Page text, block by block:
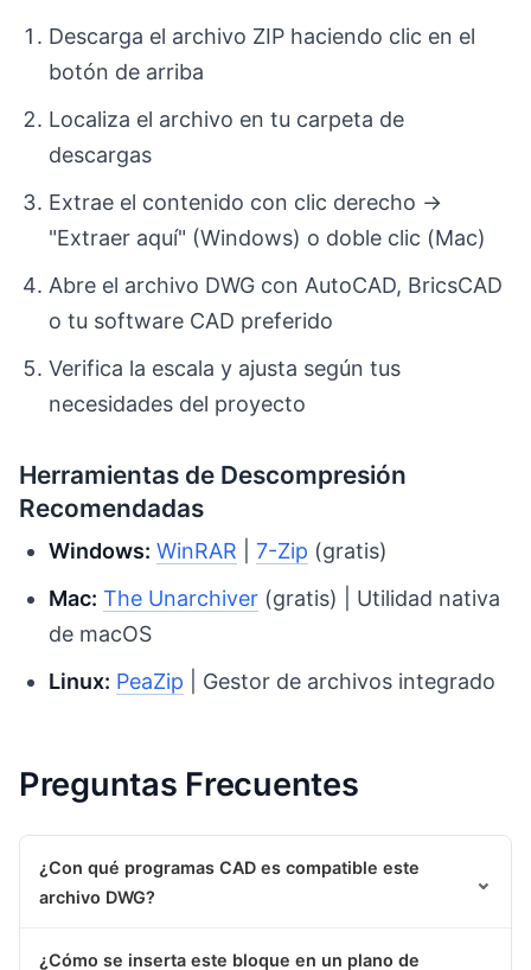
Descarga el archivo ZIP haciendo clic en el
botón de arriba
Localiza el archivo en tu carpeta de
descargas
Extrae el contenido con clic derecho →
"Extraer aquí" (Windows) o doble clic (Mac)
Abre el archivo DWG con AutoCAD, BricsCAD
o tu software CAD preferido
Verifica la escala y ajusta según tus
necesidades del proyecto
Herramientas de Descompresión
Recomendadas
Windows: WinRAR |7-Zip (gratis)
Mac: The Unarchiver (gratis) | Utilidad nativa
de macOS
Linux: PeaZip | Gestor de archivos integrado
Preguntas Frecuentes
¿Con qué programas CAD es compatible este
archivo DWG?
⌄
¿Cómo se inserta este bloque en un plano de